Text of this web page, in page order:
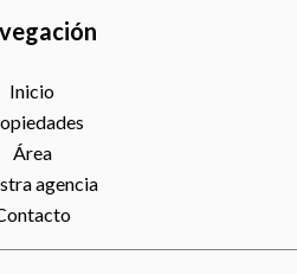
Inicio
Área
agencia